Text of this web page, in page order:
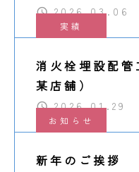
2026.03.06
実績
消火栓埋設配
某店舗）
2026.01.29
お知らせ
新年のご挨拶